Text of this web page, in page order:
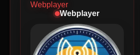
Webplayer
Webplayer